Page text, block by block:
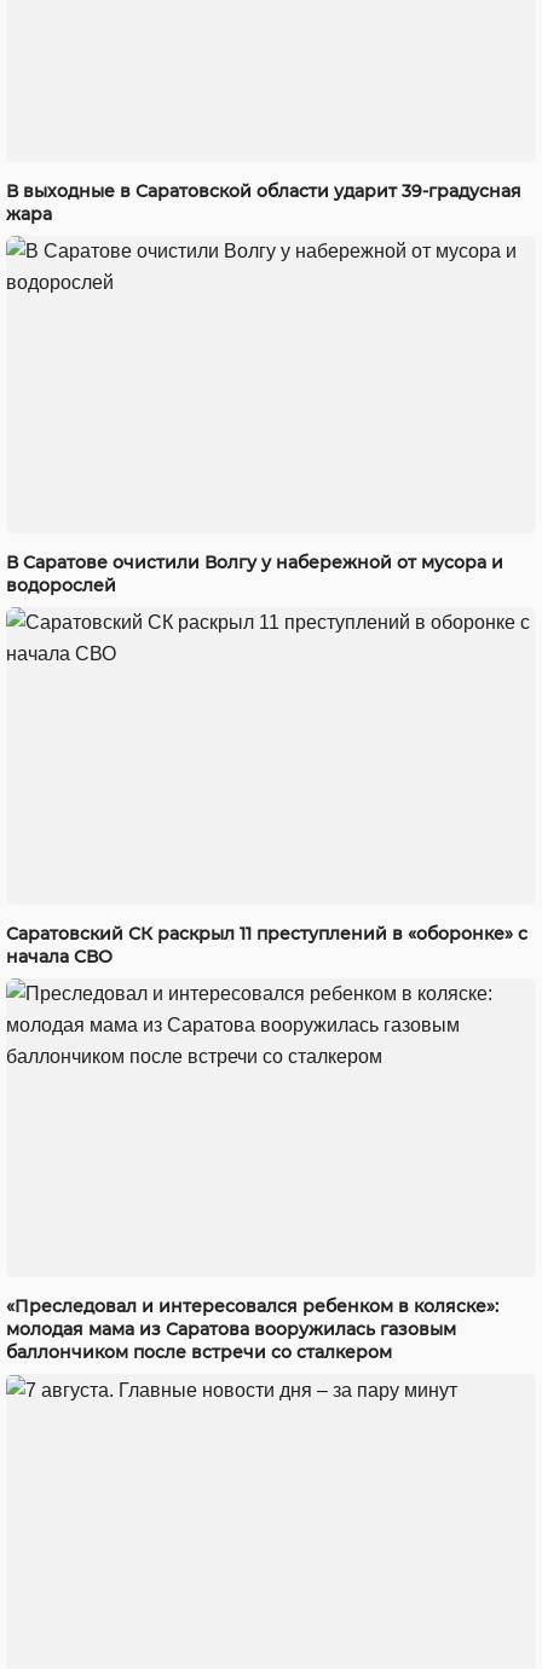
В выходные в Саратовской области ударит 39-градусная
жара
В Саратове очистили Волгу у набережной от мусора и
водорослей
Саратовский СК раскрыл 11 преступлений в «оборонке» с
начала СВО
«Преследовал и интересовался ребенком в коляске»:
молодая мама из Саратова вооружилась газовым
баллончиком после встречи со сталкером